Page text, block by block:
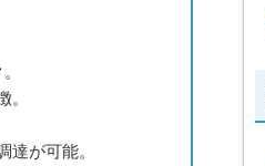
が可能。